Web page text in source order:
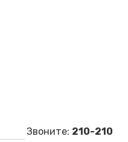
Звоните: 210-210